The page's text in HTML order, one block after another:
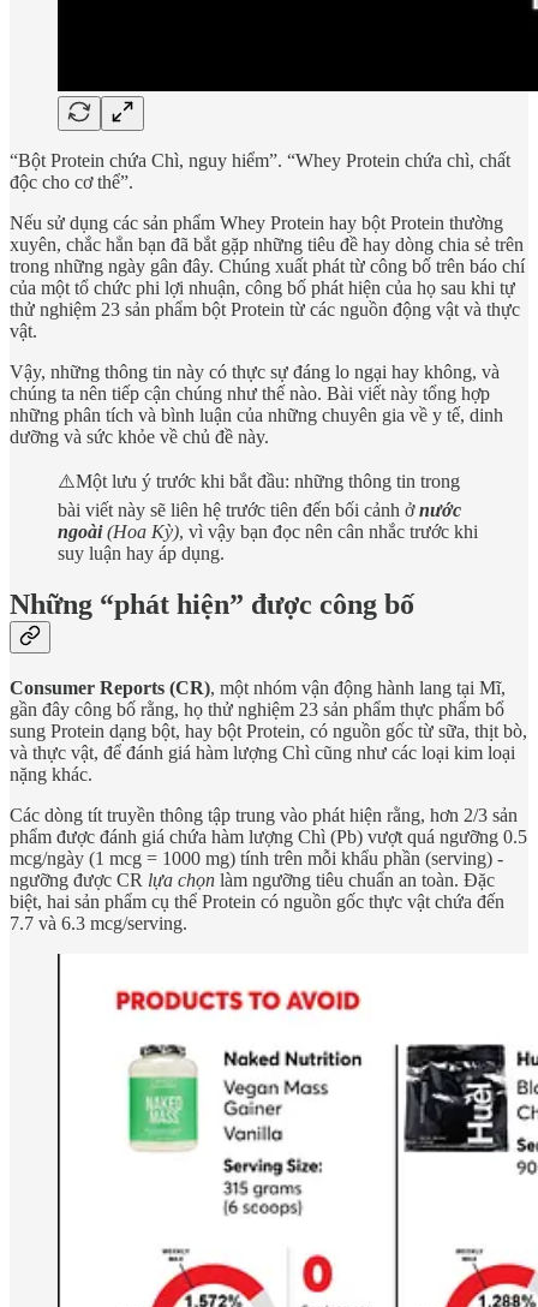
“Bột Protein chứa Chì, nguy hiểm”. “Whey Protein chứa chì, chất
độc cho cơ thể”.
Nếu sử dụng các sản phẩm Whey Protein hay bột Protein thường
xuyên, chắc hẳn bạn đã bắt gặp những tiêu đề hay dòng chia sẻ trên
trong những ngày gân đây. Chúng xuất phát từ công bố trên báo chí
của một tổ chức phi lợi nhuận, công bố phát hiện của họ sau khi tự
thử nghiệm 23 sản phẩm bột Protein từ các nguồn động vật và thực
vật.
Vậy, những thông tin này có thực sự đáng lo ngại hay không, và
chúng ta nên tiếp cận chúng như thế nào. Bài viết này tổng hợp
những phân tích và bình luận của những chuyên gia về y tế, dinh
dưỡng và sức khỏe về chủ đề này.
⚠️Một lưu ý trước khi bắt đầu: những thông tin trong
bài viết này sẽ liên hệ trước tiên đến bối cảnh ởnước
ngoài(Hoa Kỳ), vì vậy bạn đọc nên cân nhắc trước khi
suy luận hay áp dụng.
Những “phát hiện” được công bố
Consumer Reports (CR), một nhóm vận động hành lang tại Mĩ,
gần đây công bố rằng, họ thử nghiệm 23 sản phẩm thực phẩm bổ
sung Protein dạng bột, hay bột Protein, có nguồn gốc từ sữa, thịt bò,
và thực vật, để đánh giá hàm lượng Chì cũng như các loại kim loại
nặng khác.
Các dòng tít truyền thông tập trung vào phát hiện rằng, hơn 2/3 sản
phẩm được đánh giá chứa hàm lượng Chì (Pb) vượt quá ngưỡng 0.5
mcg/ngày (1 mcg = 1000 mg) tính trên mỗi khẩu phần (serving) -
ngưỡng được CR lựa chọn làm ngưỡng tiêu chuẩn an toàn. Đặc
biệt, hai sản phẩm cụ thể Protein có nguồn gốc thực vật chứa đến
7.7 và 6.3 mcg/serving.